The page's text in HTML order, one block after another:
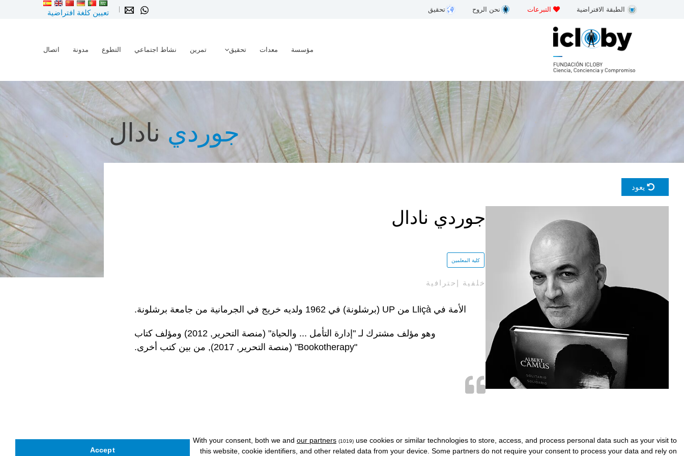
الطبقة الافتراضية التبرعات نحن الروح تحقيق تعيين كلغة افتراضية
مؤسسة معدات تحقيق تمرين نشاط اجتماعي التطوع مدونة اتصال
جوردي نادال
يعود
جوردي نادال
كلية المعلمين
خلفية إحترافية
الأمة في Lliçà من UP (برشلونة) في 1962 ولديه خريج في الجرمانية من جامعة برشلونة.
وهو مؤلف مشترك لـ "إدارة التأمل ... والحياة" (منصة التحرير, 2012) ومؤلف كتاب
"Bookotherapy" (منصة التحرير, 2017), من بين كتب أخرى.
With your consent, both we and our partners (1019) use cookies or similar technologies to store, access, and process personal data such as your visit to
this website, cookie identifiers, and other related data from your device. Some partners do not require your consent to process your data and rely on
Accept